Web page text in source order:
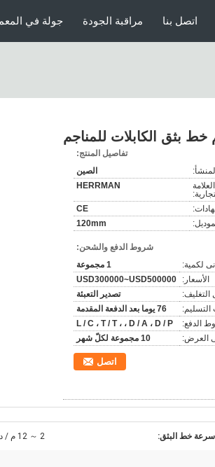
جولة في مراقبة الجودة اتصل بنا
تفاصيل المنتج:
الصين
HERRMAN
CE
120mm
شروط الدفع والشحن:
لكمية:
1 مجموعة
الأسعار:
USD300000~USD500000
التغليف:
تصدير التعبئة
76 يوما بعد الدفعة المقدمة
الدفع:
L / C ، T / T ، ، D / A ، D / P
العرض:
10 مجموعة لكلّ شهر
اتصل
سرعة خط البثق: 2 ～ 12 م / دقيقة